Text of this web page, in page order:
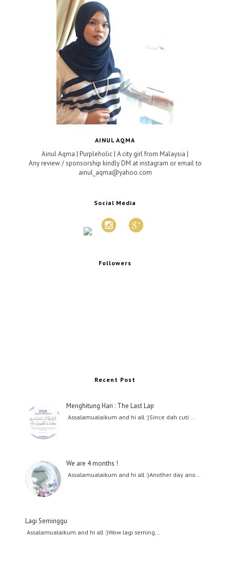
AINUL AQMA
Ainul Aqma | Purpleholic | A city girl from Malaysia |
Any review / sponsorship kindly DM at instagram or email to
ainul_aqma@yahoo.com
Social Media
Followers
Recent Post
Menghitung Hari : The Last Lap
Assalamualaikum and hi all :)Since dah cuti …
We are 4 months !
Assalamualaikum and hi all :)Another day ano…
Lagi Seminggu
Assalamualaikum and hi all :)Wow lagi seming…